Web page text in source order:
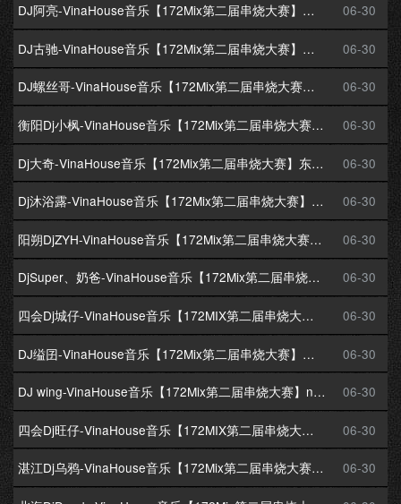
DJ阿亮-VinaHouse音乐【172Mix第二届串烧大赛】东杰工作室第二季 06-30
DJ古驰-VinaHouse音乐【172Mix第二届串烧大赛】越南回忆之夜串烧 06-30
DJ螺丝哥-VinaHouse音乐【172Mix第二届串烧大赛】越南鼓飘移之夜 06-30
衡阳Dj小枫-VinaHouse音乐【172Mix第二届串烧大赛】蜻蜓点水串烧 06-30
Dj大奇-VinaHouse音乐【172Mix第二届串烧大赛】东南亚之夜串烧 06-30
Dj沐浴露-VinaHouse音乐【172Mix第二届串烧大赛】金色年华娱乐的航母串烧 06-30
阳朔DjZYH-VinaHouse音乐【172Mix第二届串烧大赛】全弹改Bass串烧 06-30
DjSuper、奶爸-VinaHouse音乐【172Mix第二届串烧大赛】星启九连宝灯串烧 06-30
四会Dj城仔-VinaHouse音乐【172MIX第二届串烧大赛】越南弹跳之葵花宝典串烧 06-30
DJ缢囝-VinaHouse音乐【172Mix第二届串烧大赛】宝藏级越南鼓串烧 06-30
DJ wing-VinaHouse音乐【172Mix第二届串烧大赛】nostop 06-30
四会Dj旺仔-VinaHouse音乐【172MIX第二届串烧大赛】弹跳实用串烧 06-30
湛江Dj乌鸦-VinaHouse音乐【172Mix第二届串烧大赛】路易威登之夜 06-30